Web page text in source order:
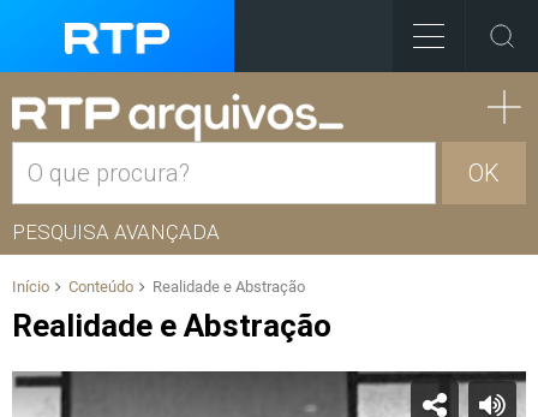
OK
PESQUISA AVANÇADA
Início Conteúdo Realidade e Abstração
Realidade e Abstração